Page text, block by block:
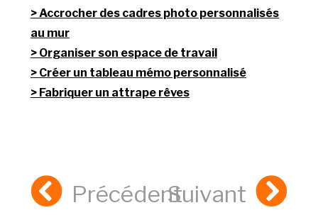
Accrocher des cadres photo personnalisés
au mur
Organiser son espace de travail
Créer un tableau mémo personnalisé
Fabriquer un attrape rêves
PrécédentSuivant